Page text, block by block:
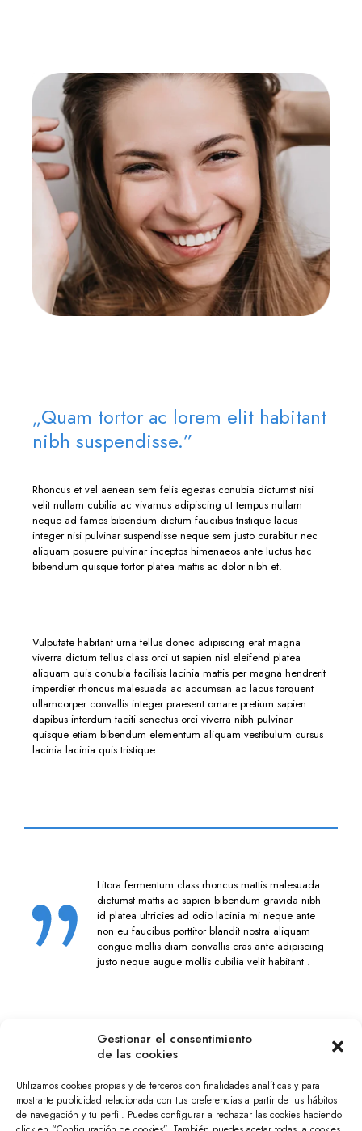
Gestionar el consentimiento
de las cookies
Utilizamos cookies propias y de terceros con finalidades analíticas y para
mostrarte publicidad relacionada con tus preferencias a partir de tus hábitos
de navegación y tu perfil. Puedes configurar a rechazar las cookies haciendo
„Quam tortor ac lorem elit habitant
nibh suspendisse.”
Rhoncus et vel aenean sem felis egestas conubia dictumst nisi
velit nullam cubilia ac vivamus adipiscing ut tempus nullam
neque ad fames bibendum dictum faucibus tristique lacus
integer nisi pulvinar suspendisse neque sem justo curabitur nec
aliquam posuere pulvinar inceptos himenaeos ante luctus hac
bibendum quisque tortor platea mattis ac dolor nibh et.
Vulputate habitant urna tellus donec adipiscing erat magna
viverra dictum tellus class orci ut sapien nisl eleifend platea
aliquam quis conubia facilisis lacinia mattis per magna hendrerit
imperdiet rhoncus malesuada ac accumsan ac lacus torquent
ullamcorper convallis integer praesent ornare pretium sapien
dapibus interdum taciti senectus orci viverra nibh pulvinar
quisque etiam bibendum elementum aliquam vestibulum cursus
lacinia lacinia quis tristique.
Litora fermentum class rhoncus mattis malesuada
dictumst mattis ac sapien bibendum gravida nibh
id platea ultricies ad odio lacinia mi neque ante
non eu faucibus porttitor blandit nostra aliquam
congue mollis diam convallis cras ante adipiscing
justo neque augue mollis cubilia velit habitant .
Lacus posuere ad eros luctus vehicula
laoreet nec eget neque iaculis sollicitudin